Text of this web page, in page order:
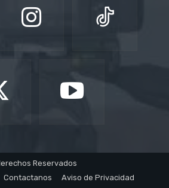
Reservados
Contactanos Aviso de Privacidad